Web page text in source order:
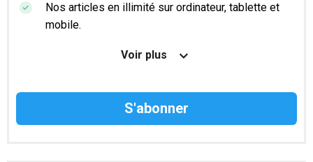
Nos articles en illimité sur ordinateur, tablette et
mobile.
Le magazine TelQuel en numérique avant la sortie
Des informations confidentielles résérvées aux
Voir plus